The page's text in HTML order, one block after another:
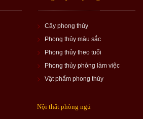
Cây phong thủy
Phong thủy màu sắc
Phong thủy theo tuổi
Phong thủy phòng làm việc
Vật phẩm phong thủy
Nội thất phòng ngủ